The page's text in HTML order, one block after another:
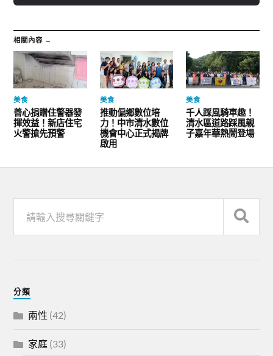
相關內容 →
美食
善心捐贈住警器發
揮效益！新店住宅
火警搶先預警
美食
推動偏鄉數位培
力！中市清水數位
機會中心正式揭牌
啟用
美食
千人踩風騎車趣！
清水區道路踩風親
子嘉年華熱鬧登場
分類
兩性 (42)
家庭 (33)